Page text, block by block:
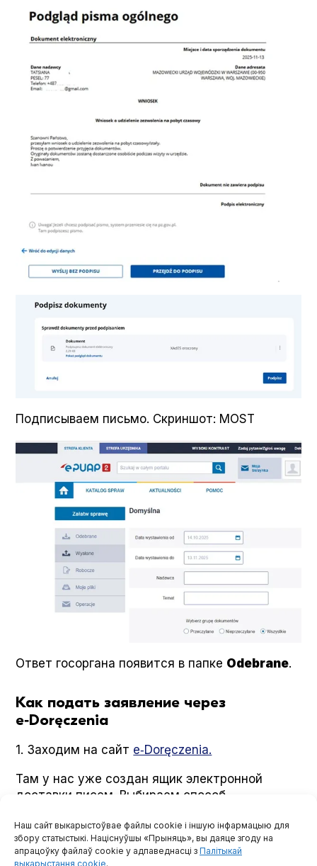
Наш сайт выкарыстоўвае файлы cookie і іншую інфармацыю для
збору статыстыкі. Націснуўшы «Прыняць», вы даяце згоду на
апрацоўку файлаў cookie у адпаведнасці з Палітыкай
выкарыстання cookie.
Подписываем письмо. Скриншот: MOST
Ответ госоргана появится в папке Ode­brane.
Как подать заявление через
e‑Doręczenia
1. Заходим на сайт e‑Doręczenia.
Там у нас уже создан ящик электронной
доставки писем. Выбираем способ
zau­fany).
2. В верхнем левом углу